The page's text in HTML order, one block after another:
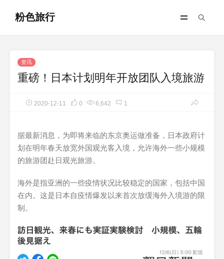
粉色旅行
资讯
重磅！日本计划明年开放团队入境旅游
2020-12-11 0 6,642 1
据最新消息，为即将来临的东京奥运做准备，日本政府计
划在明年春天放宽外国观光客入境，允许海外一些小规模
的旅游团赴日观光旅游。
海外是指亚洲的一些疫情状况比较稳定的国家，包括中国
在内。这是日本自疫情爆发以来首次放缓海外入境游的限
制。